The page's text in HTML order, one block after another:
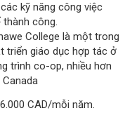
kỹ năng công việc
công.
College là một trong
triển giáo dục hợp tác ở
trình co-op, nhiều hơn
CAD/mỗi năm.